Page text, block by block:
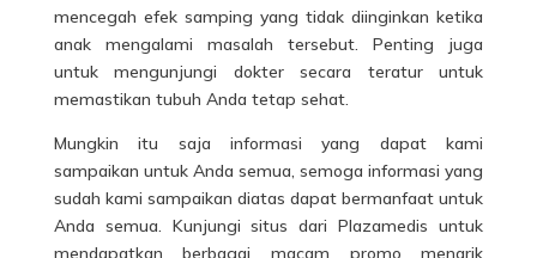
mencegah efek samping yang tidak diinginkan ketika
anak mengalami masalah tersebut. Penting juga
untuk mengunjungi dokter secara teratur untuk
memastikan tubuh Anda tetap sehat.
Mungkin itu saja informasi yang dapat kami
sampaikan untuk Anda semua, semoga informasi yang
sudah kami sampaikan diatas dapat bermanfaat untuk
Anda semua. Kunjungi situs dari Plazamedis untuk
mendapatkan berbagai macam promo menarik